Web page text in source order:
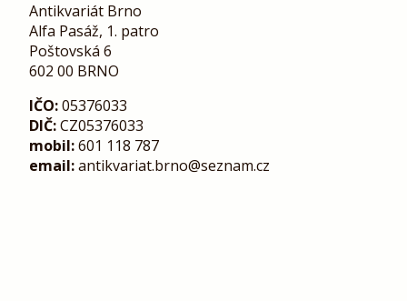
Antikvariát Brno
Alfa Pasáž, 1. patro
Poštovská 6
602 00 BRNO
IČO:05376033
DIČ:CZ05376033
mobil:601 118 787
email:antikvariat.brno@seznam.cz